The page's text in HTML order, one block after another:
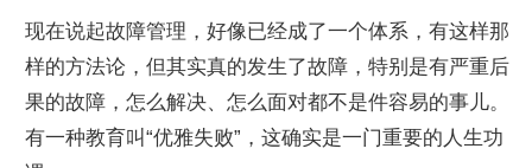
现在说起故障管理，好像已经成了一个体系，有这样那
样的方法论，但其实真的发生了故障，特别是有严重后
果的故障，怎么解决、怎么面对都不是件容易的事儿。
有一种教育叫“优雅失败”，这确实是一门重要的人生功